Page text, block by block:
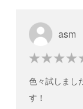
asm
色々試しまし
す！